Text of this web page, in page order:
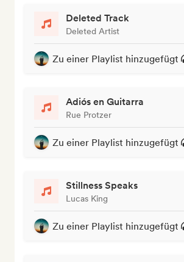
Deleted Track
Deleted Artist
Zu einer Playlist hinzugefügt
Adiós en Guitarra
Rue Protzer
Zu einer Playlist hinzugefügt
Stillness Speaks
Lucas King
Zu einer Playlist hinzugefügt